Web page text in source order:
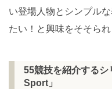
い登場人物とシンプル
たい！と興味をそそられ
55競技を紹介する
Sport」